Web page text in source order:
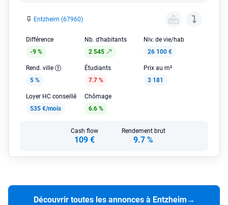
Entzheim (67960)
Différence
-9 %
Nb. d'habitants
2 545
Niv. de vie/hab
26 100 €
Rend. ville
5 %
Étudiants
7.7 %
Prix au m²
3 181
Loyer HC conseillé
535 €/mois
Chômage
6.6 %
Cash flow
109 €
Rendement brut
9.7 %
Découvrir toutes les annonces à Entzheim →